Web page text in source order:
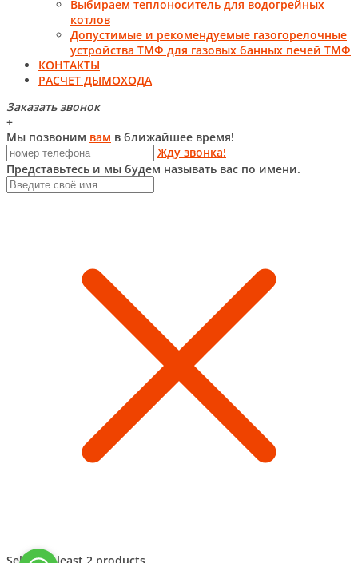
Выбираем теплоноситель для водогрейных
котлов
Допустимые и рекомендуемые газогорелочные
устройства ТМФ для газовых банных печей ТМФ
КОНТАКТЫ
РАСЧЕТ ДЫМОХОДА
Заказать звонок
+
Мы позвоним вам в ближайшее время!
Жду звонка!
Представьтесь и мы будем называть вас по имени.
Select at least 2 products